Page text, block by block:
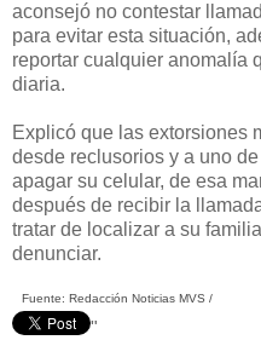
aconsejó no contestar
para evitar esta situación,
reportar cualquier anomalía
diaria.
Explicó que las extorsiones
desde reclusorios y a uno
apagar su celular, de esa
después de recibir la
tratar de localizar a su
denunciar.
Fuente: Redacción Noticias MVS /
"